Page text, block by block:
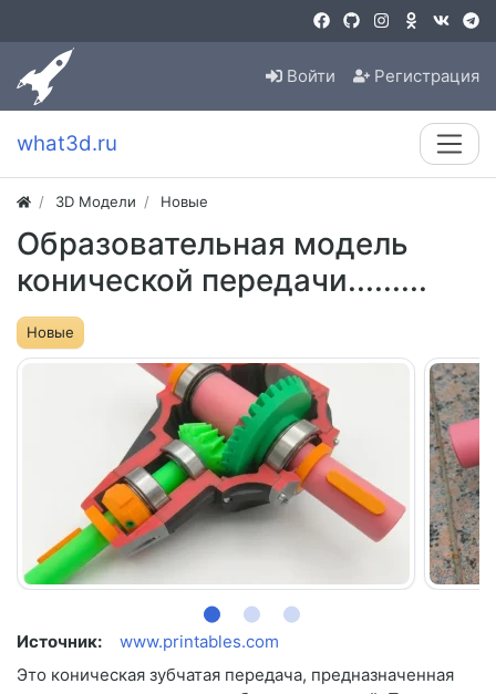
Войти Регистрация
what3d.ru
3D Модели Новые
Образовательная модель
конической передачи.........
Новые
Источник:
www.printables.com
Это коническая зубчатая передача, предназначенная